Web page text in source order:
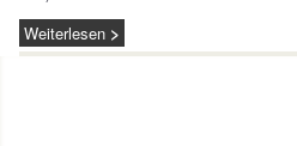
Weiterlesen